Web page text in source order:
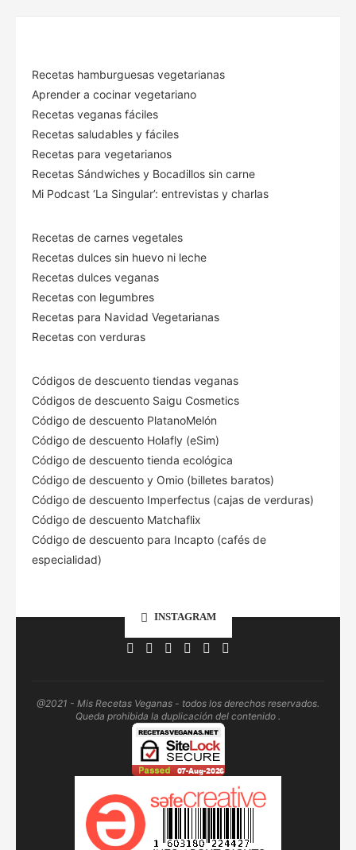
Recetas hamburguesas vegetarianas
Aprender a cocinar vegetariano
Recetas veganas fáciles
Recetas saludables y fáciles
Recetas para vegetarianos
Recetas Sándwiches y Bocadillos sin carne
Mi Podcast ‘La Singular’: entrevistas y charlas
Recetas de carnes vegetales
Recetas dulces sin huevo ni leche
Recetas dulces veganas
Recetas con legumbres
Recetas para Navidad Vegetarianas
Recetas con verduras
Códigos de descuento tiendas veganas
Códigos de descuento Saigu Cosmetics
Código de descuento PlatanoMelón
Código de descuento Holafly (eSim)
Código de descuento tienda ecológica
Código de descuento y Omio (billetes baratos)
Código de descuento Imperfectus (cajas de verduras)
Código de descuento Matchaflix
Código de descuento para Incapto (cafés de
especialidad)
INSTAGRAM
@2021 - Mis Recetas Veganas - todos los derechos reservados.
Queda prohibida la duplicación del contenido .